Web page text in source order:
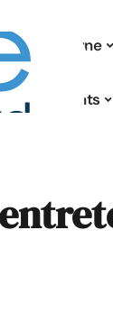
À la une
Parents